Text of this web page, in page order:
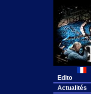
Edito
Actualités